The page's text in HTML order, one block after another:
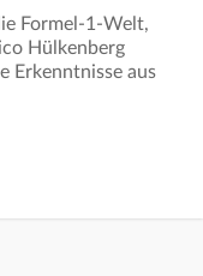
Formel-1-Welt,
Hülkenberg
Erkenntnisse aus